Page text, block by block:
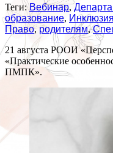
Теги:Вебинар,
образование, Инклюзия
Право, родителям,
21 августа РООИ
«Практические
ПМПК».